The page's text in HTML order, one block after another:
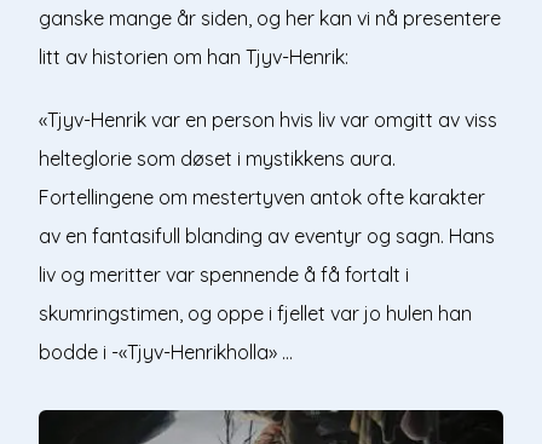
ganske mange år siden, og her kan vi nå presentere
litt av historien om han Tjyv-Henrik:
«Tjyv-Henrik var en person hvis liv var omgitt av viss
helteglorie som døset i mystikkens aura.
Fortellingene om mestertyven antok ofte karakter
av en fantasifull blanding av eventyr og sagn. Hans
liv og meritter var spennende å få fortalt i
skumringstimen, og oppe i fjellet var jo hulen han
bodde i -«Tjyv-Henrikholla» …